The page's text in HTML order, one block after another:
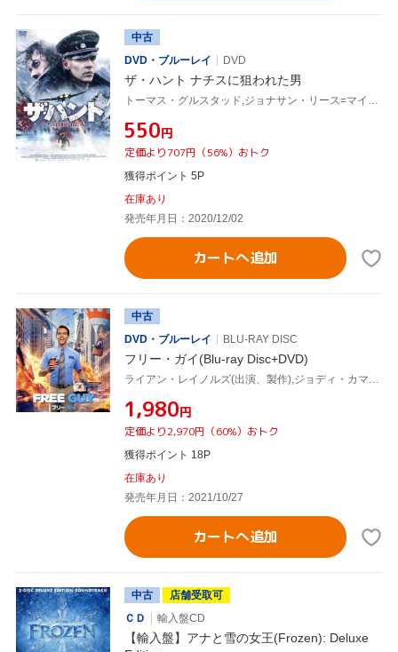
中古
DVD・ブルーレイ
DVD
ザ・ハント ナチスに狙われた男
トーマス・グルスタッド,ジョナサン・リース=マイヤーズ,マリー・ブロックス,ヴェルガール・ホール,ハラルド・ズワルト(監督),クリストフ・ベック(音楽)
¥550円
定価より707円（56%）おトク
獲得ポイント 5P
在庫あり
発売年月日：2020/12/02
カートへ追加
中古
DVD・ブルーレイ
BLU-RAY DISC
フリー・ガイ(Blu-ray Disc+DVD)
ライアン・レイノルズ(出演、製作),ジョディ・カマー,リル・レル・ハウリー,ジョー・キーリー,ウトカルシュ・アンブドゥカル,タイカ・ワイティティ,ショーン・レヴィ(監督、脚本、製作),クリストフ・ベック(音楽)
¥1,980円
定価より2,970円（60%）おトク
獲得ポイント 18P
在庫あり
発売年月日：2021/10/27
カートへ追加
中古
店舗受取可
ＣＤ
輸入盤CD
【輸入盤】アナと雪の女王(Frozen): Deluxe